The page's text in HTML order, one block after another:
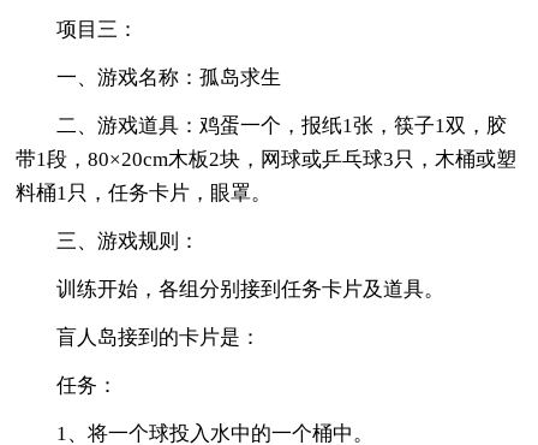
项目三：
一、游戏名称：孤岛求生
二、游戏道具：鸡蛋一个，报纸1张，筷子1双，胶
带1段，80×20cm木板2块，网球或乒乓球3只，木桶或塑
料桶1只，任务卡片，眼罩。
三、游戏规则：
训练开始，各组分别接到任务卡片及道具。
盲人岛接到的卡片是：
任务：
1、将一个球投入水中的一个桶中。